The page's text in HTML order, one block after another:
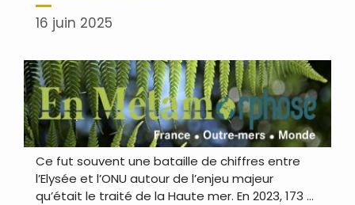
16 juin 2025
Ce fut souvent une bataille de chiffres entre
l’Elysée et l’ONU autour de l’enjeu majeur
qu’était le traité de la Haute mer. En 2023, 173 …